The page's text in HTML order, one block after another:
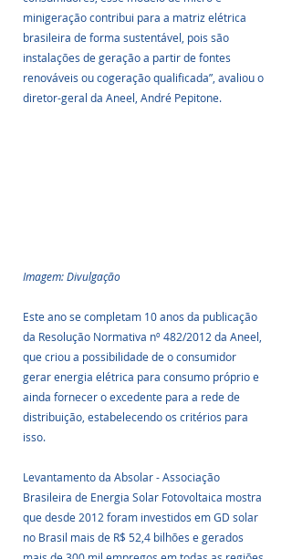
minigeração contribui para a matriz elétrica
brasileira de forma sustentável, pois são
instalações de geração a partir de fontes
renováveis ou cogeração qualificada”, avaliou o
diretor-geral da Aneel, André Pepitone.
Imagem: Divulgação
Este ano se completam 10 anos da publicação
da Resolução Normativa nº 482/2012 da Aneel,
que criou a possibilidade de o consumidor
gerar energia elétrica para consumo próprio e
ainda fornecer o excedente para a rede de
distribuição, estabelecendo os critérios para
isso.
Levantamento da Absolar - Associação
Brasileira de Energia Solar Fotovoltaica mostra
que desde 2012 foram investidos em GD solar
no Brasil mais de R$ 52,4 bilhões e gerados